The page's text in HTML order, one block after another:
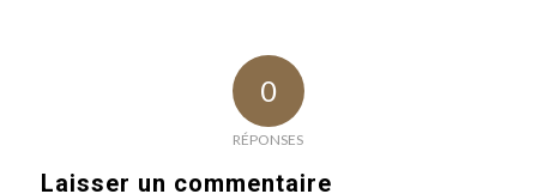
0
RÉPONSES
Laisser un commentaire